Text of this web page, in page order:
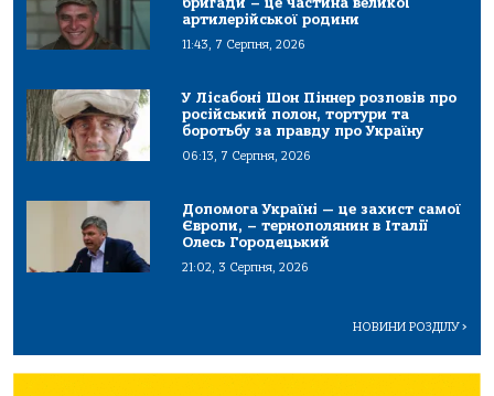
артилерійської родини
11:43, 7 Серпня, 2026
У Лісабоні Шон Піннер розповів про
російський полон, тортури та
боротьбу за правду про Україну
06:13, 7 Серпня, 2026
Допомога Україні — це захист самої
Європи, – тернополянин в Італії
Олесь Городецький
21:02, 3 Серпня, 2026
НОВИНИ РОЗДІЛУ>